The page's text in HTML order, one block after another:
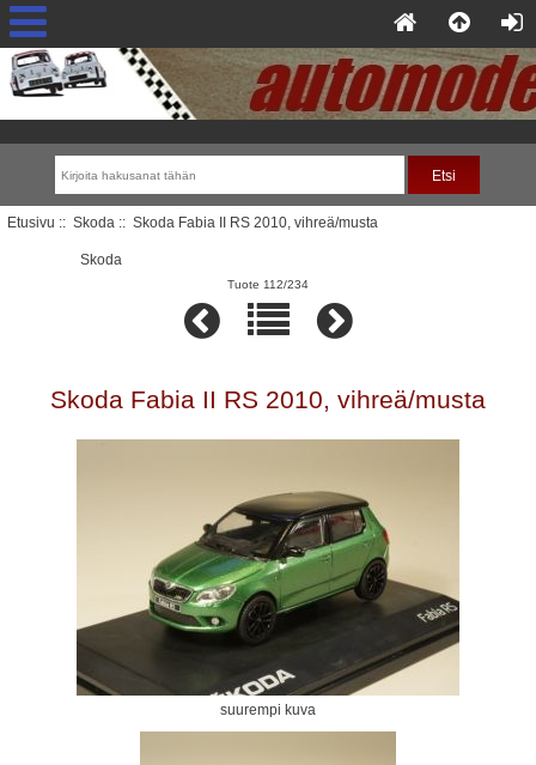
Etusivu :: Skoda :: Skoda Fabia II RS 2010, vihreä/musta
Skoda
Tuote 112/234
Skoda Fabia II RS 2010, vihreä/musta
suurempi kuva